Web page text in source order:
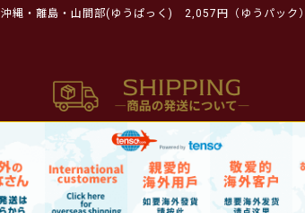
沖縄・離島・山間部(ゆうぱっく)
2,057円（ゆうパック）